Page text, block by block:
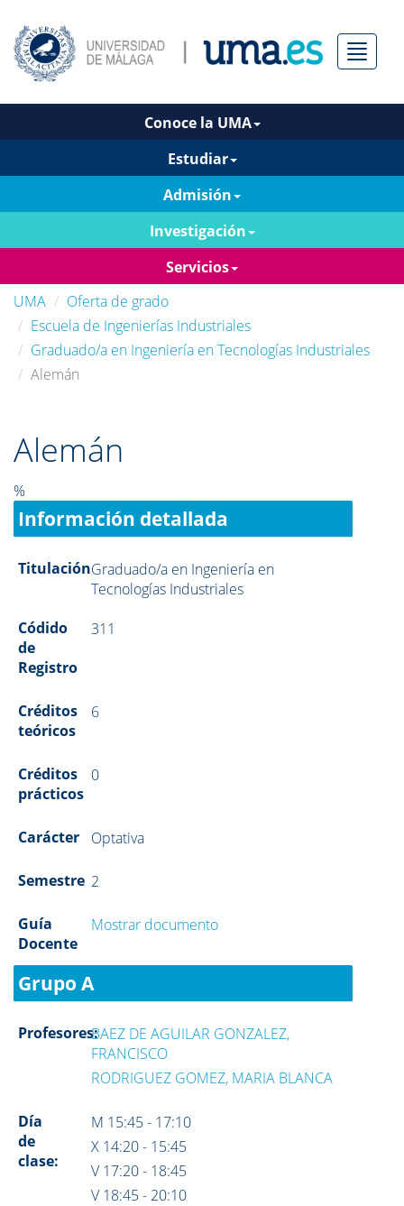
Menú
Conoce la UMA
Estudiar
Admisión
Investigación
Servicios
UMA
Oferta de grado
Escuela de Ingenierías Industriales
Graduado/a en Ingeniería en Tecnologías Industriales
Alemán
Alemán
%
Información detallada
TitulaciónGraduado/a en Ingeniería en
Tecnologías Industriales
Códido
de
Registro
311
Créditos
teóricos
6
Créditos
prácticos
0
Carácter Optativa
Semestre 2
Guía
Docente
Mostrar documento
Grupo A
Profesores:BAEZ DE AGUILAR GONZALEZ,
FRANCISCO
RODRIGUEZ GOMEZ, MARIA BLANCA
Día
de
clase:
M 15:45 - 17:10
X 14:20 - 15:45
V 17:20 - 18:45
V 18:45 - 20:10